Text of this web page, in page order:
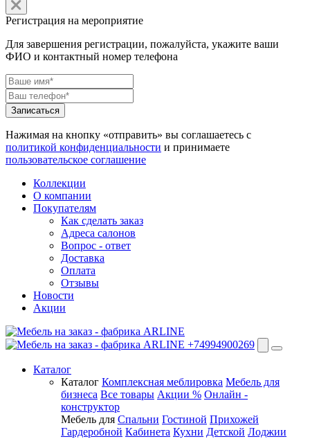
Регистрация на мероприятие
Для завершения регистрации, пожалуйста, укажите ваши
ФИО и контактный номер телефона
Нажимая на кнопку «отправить» вы соглашаетесь с
политикой конфиденциальности и принимаете
пользовательское соглашение
Коллекции
О компании
Покупателям
Как сделать заказ
Адреса салонов
Вопрос - ответ
Доставка
Оплата
Отзывы
Новости
Акции
+74994900269
Каталог
Каталог Комплексная меблировка Мебель для
бизнеса Все товары Акции % Онлайн -
конструктор
Мебель для Спальни Гостиной Прихожей
Гардеробной Кабинета Кухни Детской Лоджии